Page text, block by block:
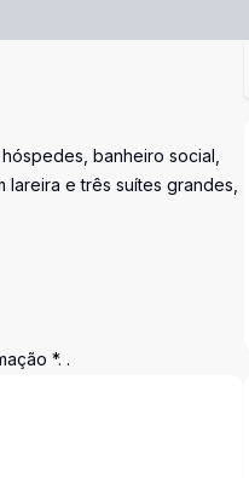
banheiro social,
e três suítes grandes,
*. .